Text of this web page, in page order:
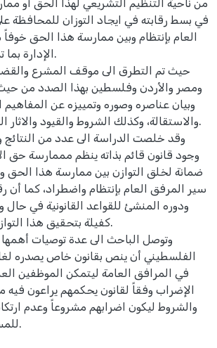
من ناحية التنظيم التشريعي لهذا الحق أو
في بسط رقابته في ايجاد التوزان للمحافظة
العام بإنتظام وبين ممارسة هذا الحق
الإدارة
حيث تم التطرق الى موقف المشرع
ومصر والأردن وفلسطين بهذا الصدد من
وبيان عناصره وصوره وتمييزه عن المفاهيم
والاستقالة، وكذلك الشروط والقيود والاثار
وقد خلصت الدراسة الى عدد من النتائج
وجود قانون قائم بذاته ينظم مممارسة حق
ضمانة لخلق التوازن بين ممارسة هذا الحق
سير المرفق العام بإنتظام واضطراد، كما أن
ودوره المنشئ للقواعد القانونية في حال
كفيلة بتحقيق هذا
وتوصل الباحث الى عدة توصيات
الفلسطيني أن ينص بقانون خاص يصدره
في المرافق العامة ليتمكن الموظفين
الإضراب وفقاً لقانون يحكمهم يراعون
والشروط ليكون اضرابهم مشروعاً وعدم
للمسؤولية بكافة أنواعها.